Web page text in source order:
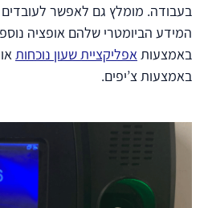
בעבודה. מומלץ גם לאפשר
המידע הביומטרי שלהם אופציה
באמצעותאפליקציית שעון נוכחות
באמצעות צ’יפים.